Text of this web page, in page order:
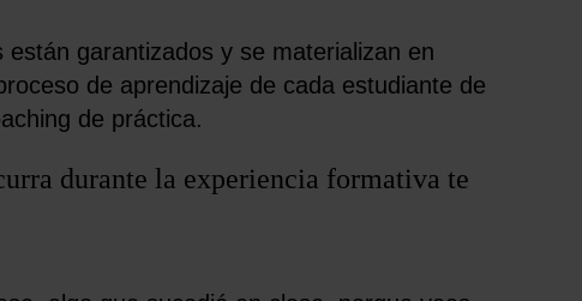
garantizados y se materializan en
de aprendizaje de cada estudiante de
de práctica.
durante la experiencia formativa te